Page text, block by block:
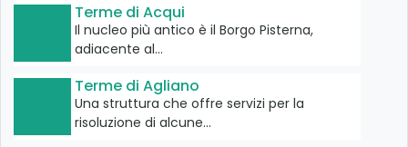
Terme di Acqui
Il nucleo più antico è il Borgo Pisterna,
adiacente al…
Terme di Agliano
Una struttura che offre servizi per la
risoluzione di alcune…